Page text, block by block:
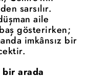
sarsılır.
aile
gösterirken;
imkânsız bir
bir arada